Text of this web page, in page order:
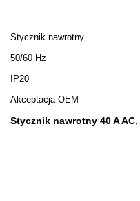
Stycznik nawrotny
50/60 Hz
IP20
Akceptacja OEM
Stycznik nawrotny 40 A AC,